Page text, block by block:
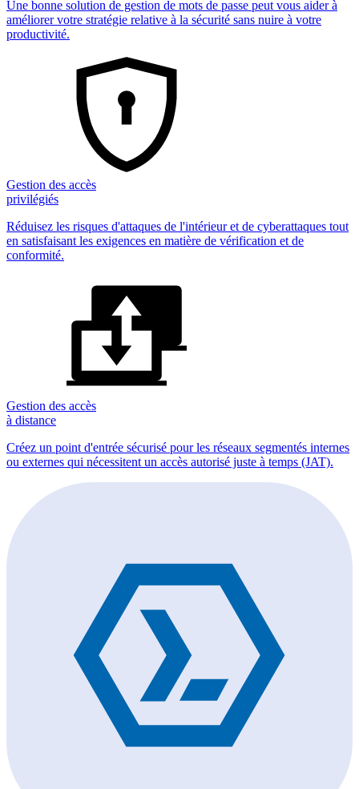
Une bonne solution de gestion de mots de passe peut vous aider à
améliorer votre stratégie relative à la sécurité sans nuire à votre
productivité.
Gestion des accès
privilégiés
Réduisez les risques d'attaques de l'intérieur et de cyberattaques tout
en satisfaisant les exigences en matière de vérification et de
conformité.
Gestion des accès
à distance
Créez un point d'entrée sécurisé pour les réseaux segmentés internes
ou externes qui nécessitent un accès autorisé juste à temps (JAT).